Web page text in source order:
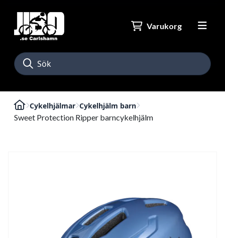
Varukorg
Cykelhjälmar Cykelhjälm barn
Sweet Protection Ripper barncykelhjälm